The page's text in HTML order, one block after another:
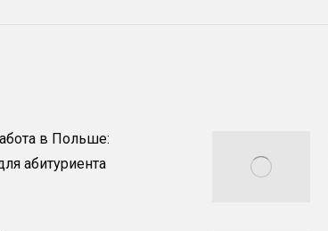
в Польше:
абитуриента